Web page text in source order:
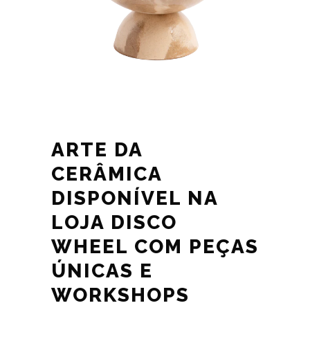
ARTE DA
CERÂMICA
DISPONÍVEL NA
LOJA DISCO
WHEEL COM PEÇAS
ÚNICAS E
WORKSHOPS